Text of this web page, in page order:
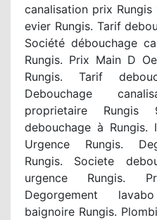
canalisation prix
evier Rungis. Tarif
Société débouchage
Rungis. Prix Main D
Rungis. Tarif
Debouchage
proprietaire Rungis
debouchage à Rungis.
Urgence Rungis.
Rungis. Societe
urgence Rungis.
Degorgement
baignoire Rungis.